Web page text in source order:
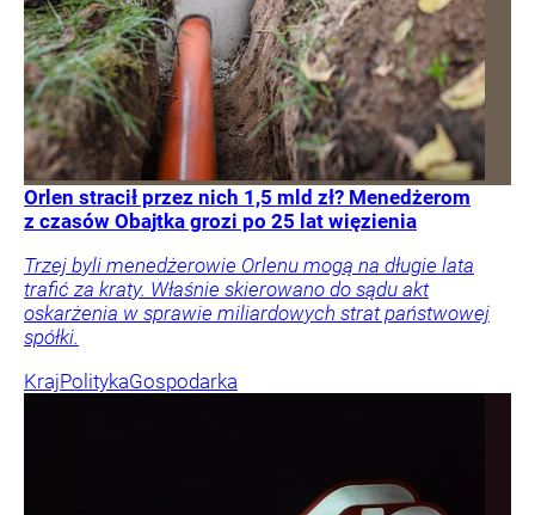
Orlen stracił przez nich 1,5 mld zł? Menedżerom
z czasów Obajtka grozi po 25 lat więzienia
Trzej byli menedżerowie Orlenu mogą na długie lata
trafić za kraty. Właśnie skierowano do sądu akt
oskarżenia w sprawie miliardowych strat państwowej
spółki.
KrajPolitykaGospodarka